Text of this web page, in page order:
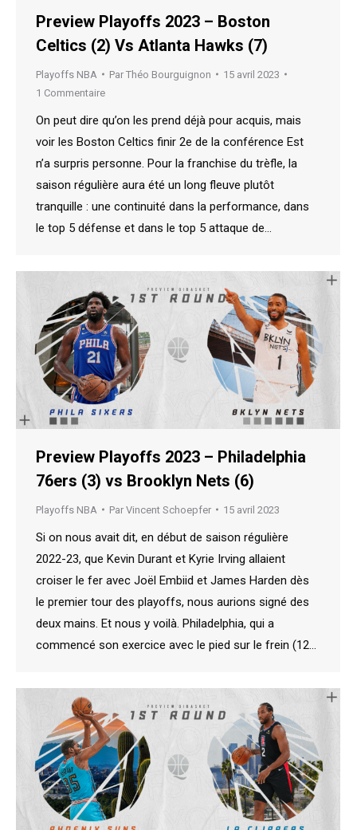
Preview Playoffs 2023 – Boston
Celtics (2) Vs Atlanta Hawks (7)
Playoffs NBA Par Théo Bourguignon
15 avril 2023
1 Commentaire
On peut dire qu’on les prend déjà pour acquis, mais
voir les Boston Celtics finir 2e de la conférence Est
n’a surpris personne. Pour la franchise du trèfle, la
saison régulière aura été un long fleuve plutôt
tranquille : une continuité dans la performance, dans
le top 5 défense et dans le top 5 attaque de…
Preview Playoffs 2023 – Philadelphia
76ers (3) vs Brooklyn Nets (6)
Playoffs NBA Par Vincent Schoepfer 15 avril 2023
Si on nous avait dit, en début de saison régulière
2022-23, que Kevin Durant et Kyrie Irving allaient
croiser le fer avec Joël Embiid et James Harden dès
le premier tour des playoffs, nous aurions signé des
deux mains. Et nous y voilà. Philadelphia, qui a
commencé son exercice avec le pied sur le frein (12…